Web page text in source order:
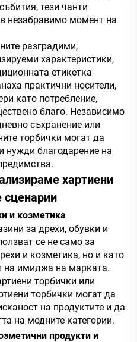
тези чанти
незабравимо момент на
разградими,
характеристики,
етикетка
практични носители,
като потребление,
благо. Независимо
съхранение или
торбички могат да
нужди благодарение на
хартиени
сценарии
и козметика
за дрехи, обувки и
се не само за
и козметика, но и като
на имиджа на марката.
торбички или
торбички могат да
на продуктите и да
на модните категории.
продукти и